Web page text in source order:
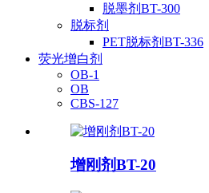
脱墨剂BT-300
脱标剂
PET脱标剂BT-336
荧光增白剂
OB-1
OB
CBS-127
增刚剂BT-20